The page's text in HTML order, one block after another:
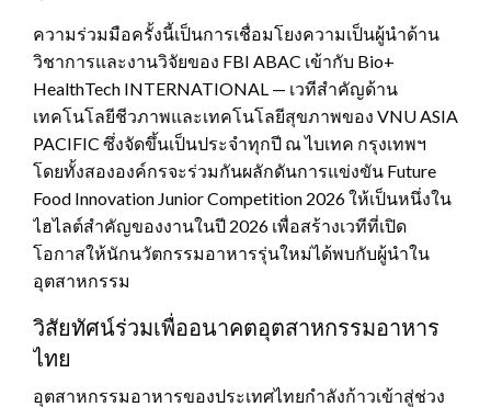
ความร่วมมือครั้งนี้เป็นการเชื่อมโยงความเป็นผู้นำด้าน
วิชาการและงานวิจัยของ FBI ABAC เข้ากับ Bio+
HealthTech INTERNATIONAL — เวทีสำคัญด้าน
เทคโนโลยีชีวภาพและเทคโนโลยีสุขภาพของ VNU ASIA
PACIFIC ซึ่งจัดขึ้นเป็นประจำทุกปี ณ ไบเทค กรุงเทพฯ
โดยทั้งสององค์กรจะร่วมกันผลักดันการแข่งขัน Future
Food Innovation Junior Competition 2026 ให้เป็นหนึ่งใน
ไฮไลต์สำคัญของงานในปี 2026 เพื่อสร้างเวทีที่เปิด
โอกาสให้นักนวัตกรรมอาหารรุ่นใหม่ได้พบกับผู้นำใน
อุตสาหกรรม
วิสัยทัศน์ร่วมเพื่ออนาคตอุตสาหกรรมอาหาร
ไทย
อุตสาหกรรมอาหารของประเทศไทยกำลังก้าวเข้าสู่ช่วง